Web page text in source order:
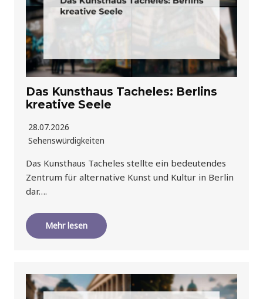
Das Kunsthaus Tacheles: Berlins
kreative Seele
28.07.2026
Sehenswürdigkeiten
Das Kunsthaus Tacheles stellte ein bedeutendes
Zentrum für alternative Kunst und Kultur in Berlin
dar….
Mehr lesen